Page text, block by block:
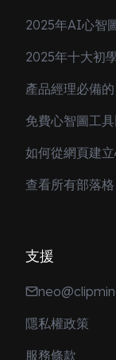
2025年AI心智
2025年十大初
產品經理必備
免費心智圖工
如何從網頁建
查看所有部落格
支援
隱私權政策
服務條款